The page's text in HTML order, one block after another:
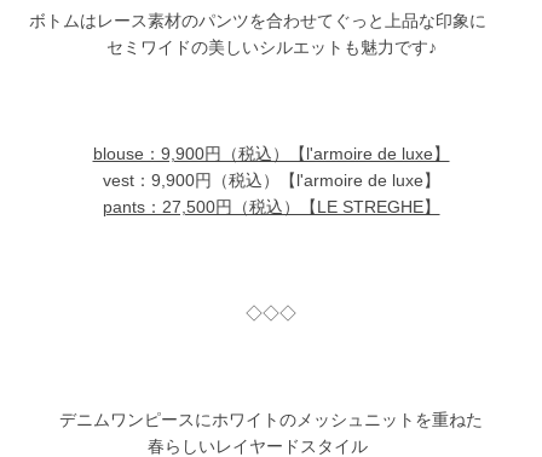
ボトムはレース素材のパンツを合わせてぐっと上品な印象に
セミワイドの美しいシルエットも魅力です♪
blouse：9,900円（税込）【l'armoire de luxe】
vest：9,900円（税込）【l'armoire de luxe】
pants：27,500円（税込）【LE STREGHE】
◇◇◇
デニムワンピースにホワイトのメッシュニットを重ねた
春らしいレイヤードスタイル